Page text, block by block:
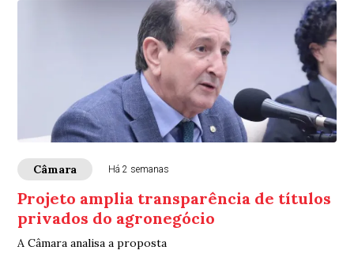
Câmara Há 2 semanas
Projeto amplia transparência de títulos
privados do agronegócio
A Câmara analisa a proposta